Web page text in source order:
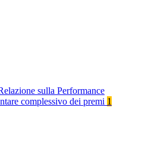
sulla Performance
complessivo dei premi 1